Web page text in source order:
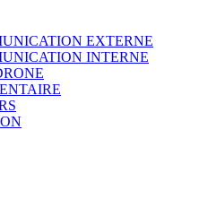
EXTERNE
INTERNE